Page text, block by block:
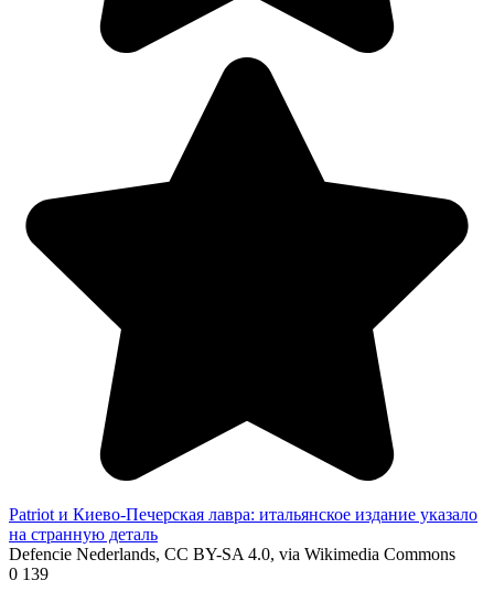
Patriot и Киево-Печерская лавра: итальянское издание указало
на странную деталь
Defencie Nederlands, CC BY-SA 4.0, via Wikimedia Commons
0 139